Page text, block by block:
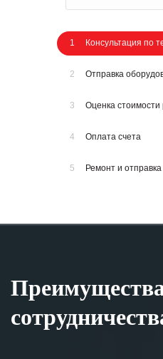
1 Консультация по
2 Отправка
3 Оценка стоимости
4 Оплата счета
5 Ремонт и